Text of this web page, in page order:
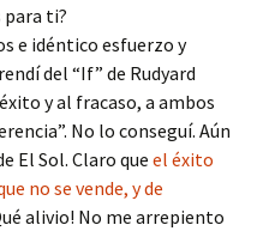
ti?
e idéntico esfuerzo y
del “If” de Rudyard
y al fracaso, a ambos
No lo conseguí. Aún
El Sol. Claro que el éxito
no se vende, y de
alivio! No me arrepiento